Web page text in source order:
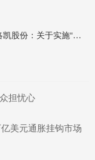
联丰配资 洛凯股份: 洛凯股份：关于实施“洛凯转债”赎回暨摘牌的第九次提示性公告
担忧心
美元通胀挂钩市场